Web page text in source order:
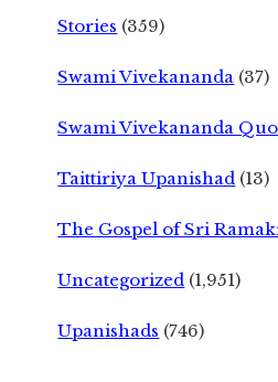
Stories (359)
Swami Vivekananda (37)
Swami Vivekananda
Taittiriya Upanishad (13)
The Gospel of Sri
Uncategorized (1,951)
Upanishads (746)